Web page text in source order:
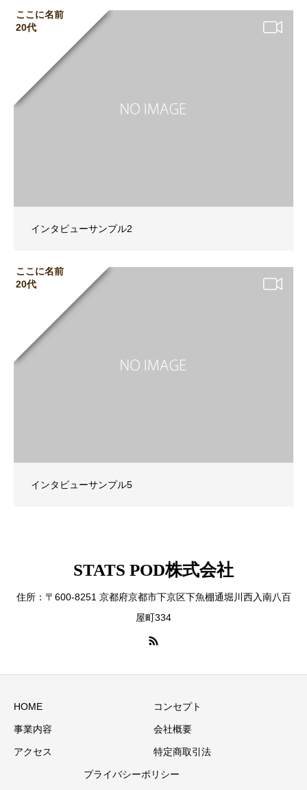
ここに名前
20代
インタビューサンプル2
ここに名前
20代
インタビューサンプル5
STATS POD株式会社
住所：〒600-8251 京都府京都市下京区下魚棚通堀川西入南八百
屋町334
HOME コンセプト
事業内容 会社概要
アクセス 特定商取引法
プライバシーポリシー